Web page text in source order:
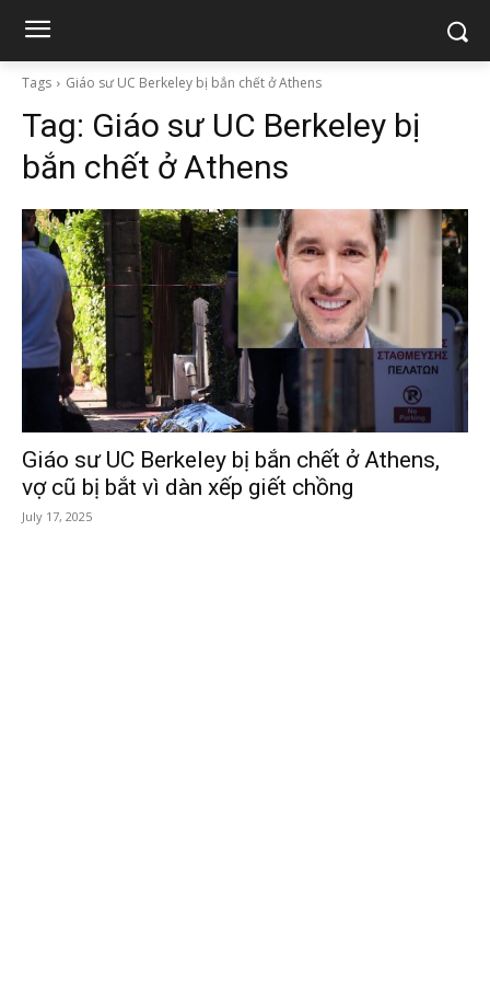
Tags Giáo sư UC Berkeley bị bắn chết ở Athens
Tag: Giáo sư UC Berkeley bị
bắn chết ở Athens
Giáo sư UC Berkeley bị bắn chết ở Athens,
vợ cũ bị bắt vì dàn xếp giết chồng
July 17, 2025